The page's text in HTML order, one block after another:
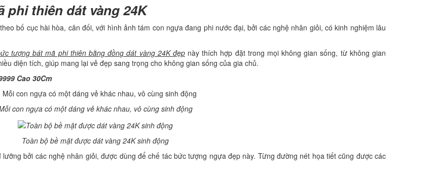
phi thiên dát vàng 24K
bố cục hài hòa, cân đối, với hình ảnh tám con ngựa đang phi nước đại, bởi các nghệ nhân giỏi, có kinh nghiệm lâu
tượng bát mã phi thiên bằng đồng dát vàng 24K đẹpnày thích hợp đặt trong mọi không gian sống, từ không gian
diện tích, giúp mang lại vẻ đẹp sang trọng cho không gian sống của gia chủ.
Cao 30Cm
con ngựa có một dáng vẻ khác nhau, vô cùng sinh động
Toàn bộ bề mặt được dát vàng 24K sinh động
bởi các nghệ nhân giỏi, được dùng để chế tác bức tượng ngựa đẹp này. Từng đường nét họa tiết cũng được các